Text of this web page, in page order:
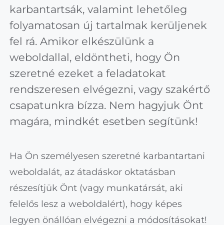
karbantartsák, valamint lehetőleg
folyamatosan új tartalmak kerüljenek
fel rá. Amikor elkészülünk a
weboldallal, eldöntheti, hogy Ön
szeretné ezeket a feladatokat
rendszeresen elvégezni, vagy szakértő
csapatunkra bízza. Nem hagyjuk Önt
magára, mindkét esetben segítünk!
Ha Ön személyesen szeretné karbantartani
weboldalát, az átadáskor oktatásban
részesítjük Önt (vagy munkatársát, aki
felelős lesz a weboldalért), hogy képes
legyen önállóan elvégezni a módosításokat!